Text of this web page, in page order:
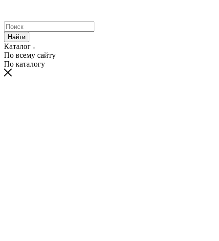
Найти
Каталог
По всему сайту
По каталогу